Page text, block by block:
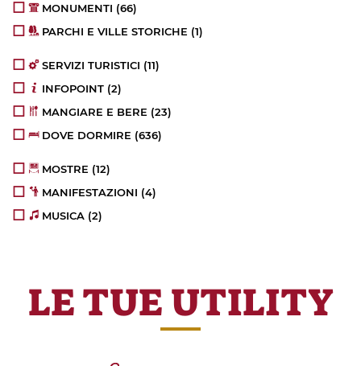
MONUMENTI (66)
PARCHI E VILLE STORICHE (1)
SERVIZI TURISTICI (11)
INFOPOINT (2)
MANGIARE E BERE (23)
DOVE DORMIRE (636)
MOSTRE (12)
MANIFESTAZIONI (4)
MUSICA (2)
LE TUE UTILITY